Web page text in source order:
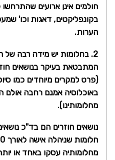
חולמים אינן ארועים
בקונפליקטים, דאגות וכו'
הערות.
2. בחלומות יש מידה רבה של
המתבטאת בעיקר בנושאים
(פרט למקרים מיוחדים כמו
באוכלוסיה אמנם רחבה
מחלומותינו).
נושאים חוזרים הם בד"כ
מחלומותיה עסקו באחד או